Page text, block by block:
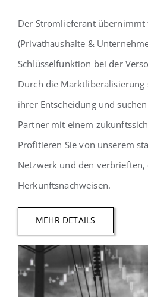
Der Stromlieferant übernimmt
(Privathaushalte &
Schlüsselfunktion bei der
Durch die
ihrer Entscheidung und
Partner mit einem
Profitieren Sie von unserem
Netzwerk und den verbrieften,
Herkunftsnachweisen.
MEHR DETAILS